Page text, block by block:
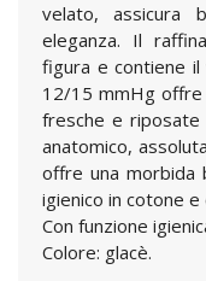
velato, assicura
eleganza. Il
figura e contiene
12/15 mmHg offre
fresche e
anatomico,
offre una morbida
igienico in cotone
Con funzione
Colore: glacè.